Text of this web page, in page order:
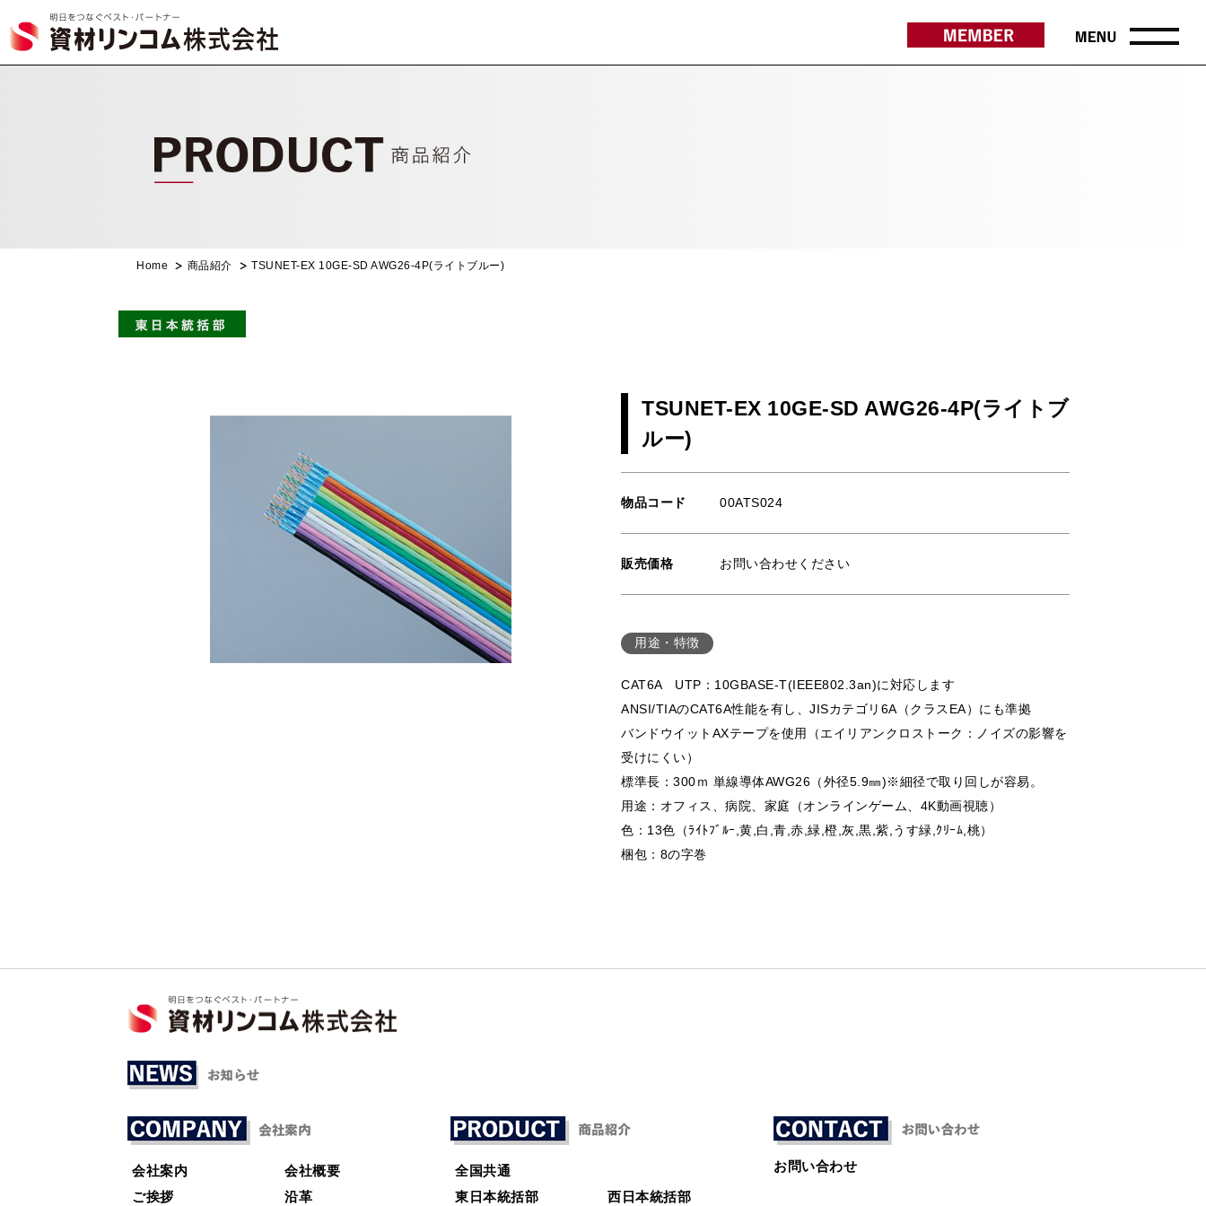
Home 商品紹介 TSUNET-EX 10GE-SD AWG26-4P(ライトブルー)
TSUNET-EX 10GE-SD AWG26-4P(ライトブ
ルー)
物品コード 00ATS024
販売価格 お問い合わせください
用途・特徴
CAT6A UTP：10GBASE-T(IEEE802.3an)に対応します
ANSI/TIAのCAT6A性能を有し、JISカテゴリ6A（クラスEA）にも準拠
バンドウイットAXテープを使用（エイリアンクロストーク：ノイズの影響を
受けにくい）
標準長：300ｍ 単線導体AWG26（外径5.9㎜)※細径で取り回しが容易。
用途：オフィス、病院、家庭（オンラインゲーム、4K動画視聴）
色：13色（ﾗｲﾄﾌﾞﾙｰ,黄,白,青,赤,緑,橙,灰,黒,紫,うす緑,ｸﾘｰﾑ,桃）
梱包：8の字巻
会社案内
ご挨拶
会社概要
沿革
全国共通
東日本統括部
西日本統括部
お問い合わせ